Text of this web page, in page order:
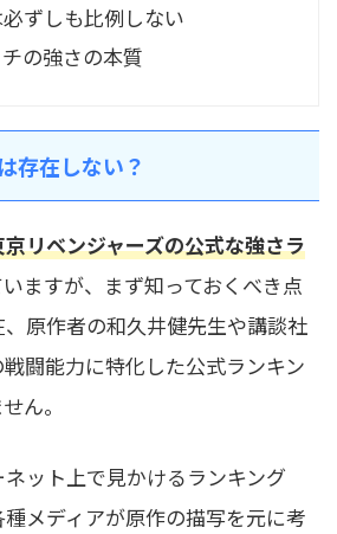
ずしも比例しない
の強さの本質
存在しない？
京リベンジャーズの公式な強さラ
ますが、まず知っておくべき点
、原作者の和久井健先生や講談社
闘能力に特化した公式ランキン
ん。
ット上で見かけるランキング
メディアが原作の描写を元に考